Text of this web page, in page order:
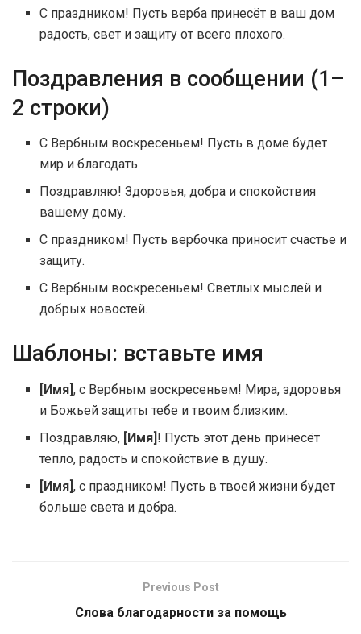
С праздником! Пусть верба принесёт в ваш дом
радость, свет и защиту от всего плохого.
Поздравления в сообщении (1–
2 строки)
С Вербным воскресеньем! Пусть в доме будет
мир и благодать
Поздравляю! Здоровья, добра и спокойствия
вашему дому.
С праздником! Пусть вербочка приносит счастье и
защиту.
С Вербным воскресеньем! Светлых мыслей и
добрых новостей.
Шаблоны: вставьте имя
[Имя], с Вербным воскресеньем! Мира, здоровья
и Божьей защиты тебе и твоим близким.
Поздравляю, [Имя] ! Пусть этот день принесёт
тепло, радость и спокойствие в душу.
[Имя], с праздником! Пусть в твоей жизни будет
больше света и добра.
Previous Post
Слова благодарности за помощь